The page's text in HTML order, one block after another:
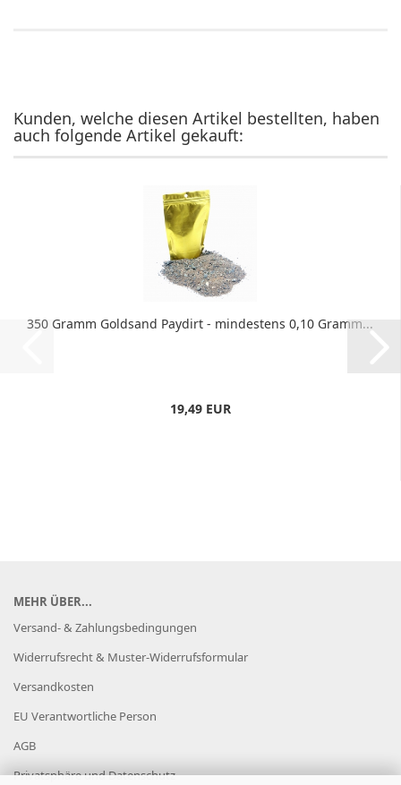
Kunden, welche diesen Artikel bestellten, haben
auch folgende Artikel gekauft:
350 Gramm Goldsand Paydirt - mindestens 0,10 Gramm...
19,49 EUR
MEHR ÜBER...
Versand- & Zahlungsbedingungen
Widerrufsrecht & Muster-Widerrufsformular
Versandkosten
EU Verantwortliche Person
AGB
Privatsphäre und Datenschutz